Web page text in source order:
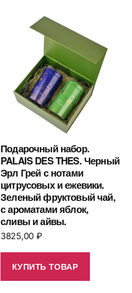
Подарочный набор.
PALAIS DES THES. Черный
Эрл Грей с нотами
цитрусовых и ежевики.
Зеленый фруктовый чай,
с ароматами яблок,
сливы и айвы.
3825,00 ₽
КУПИТЬ ТОВАР